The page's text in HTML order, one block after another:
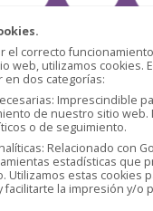
el correcto
web, utilizamos cookies.
en dos categorías:
Imprescindible
de nuestro sitio web.
o de seguimiento.
Relacionado con
estadísticas que
Utilizamos estas cookies
facilitarte la impresión y/o
Seguridad
Redes sociales